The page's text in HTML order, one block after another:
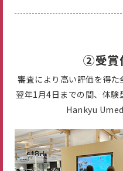
②受賞
審査により高い評価を得
翌年1月4日までの間、体
Hankyu